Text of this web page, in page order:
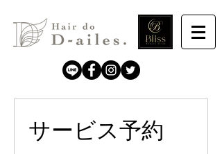
サービス予約